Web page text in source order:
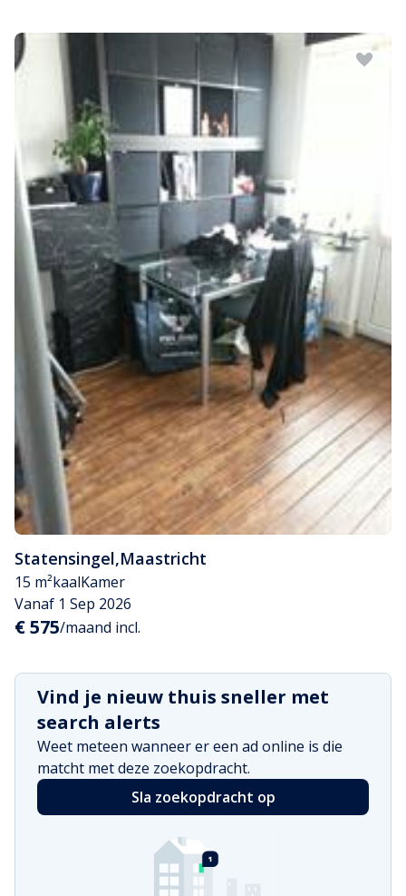
Statensingel,Maastricht
15 m²kaalKamer
Vanaf 1 Sep 2026
€ 575/maand incl.
Vind je nieuw thuis sneller met
search alerts
Weet meteen wanneer er een ad online is die
matcht met deze zoekopdracht.
Sla zoekopdracht op